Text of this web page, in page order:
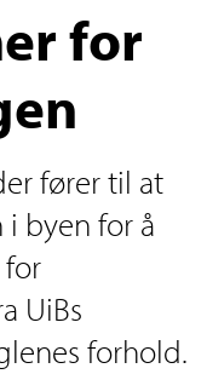
for
fører til at
i byen for å
UiBs
forhold.